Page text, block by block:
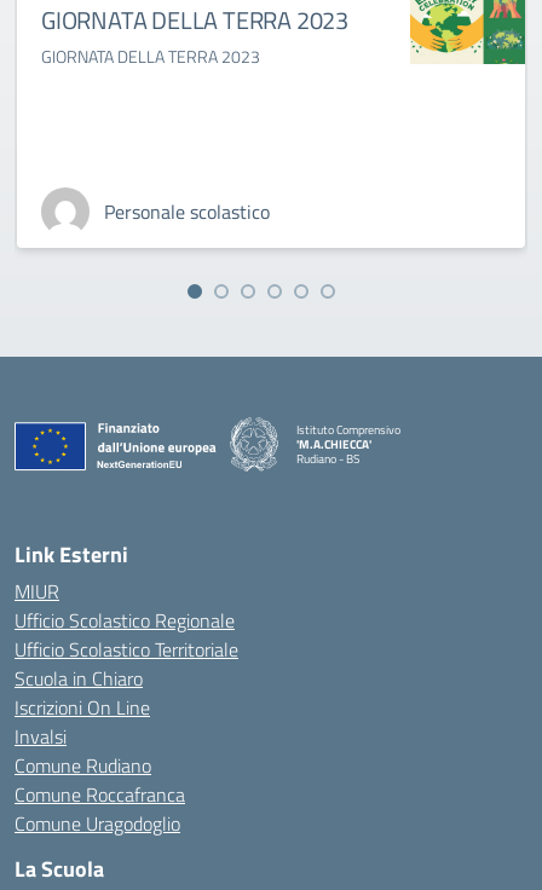
GIORNATA DELLA TERRA 2023
GIORNATA DELLA TERRA 2023
Personale scolastico
Istituto Comprensivo
'M.A.CHIECCA'
Rudiano - BS
Link Esterni
MIUR
Ufficio Scolastico Regionale
Ufficio Scolastico Territoriale
Scuola in Chiaro
Iscrizioni On Line
Invalsi
Comune Rudiano
Comune Roccafranca
Comune Uragodoglio
La Scuola